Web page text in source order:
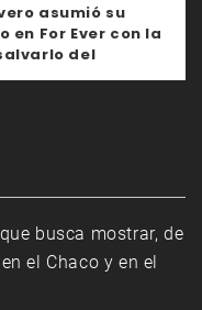
asumió su
en For Ever con la
del
busca mostrar, de
el Chaco y en el